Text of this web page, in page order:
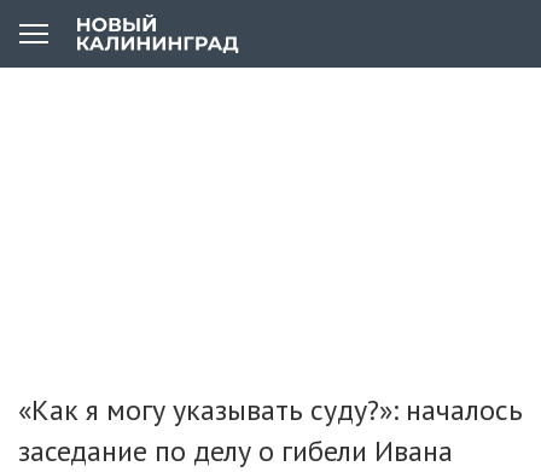
«Как я могу указывать суду?»: началось
заседание по делу о гибели Ивана